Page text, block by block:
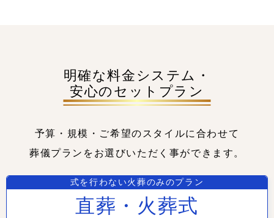
明確な料金システム・
安心のセットプラン
予算・規模・ご希望のスタイルに合わせて
葬儀プランをお選びいただく事ができます。
式を行わない火葬のみのプラン
直葬・火葬式